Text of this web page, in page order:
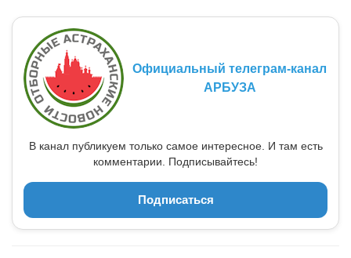
Официальный телеграм-канал
АРБУЗА
В канал публикуем только самое интересное. И там есть
комментарии. Подписывайтесь!
Подписаться